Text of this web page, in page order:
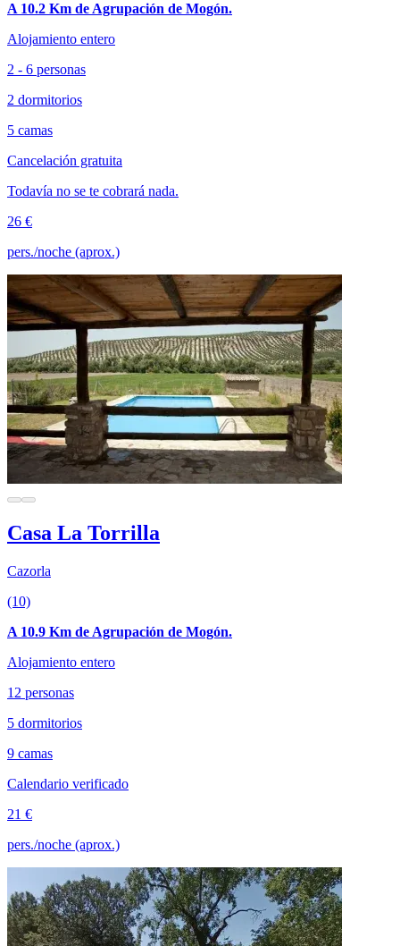
A 10.2 Km de Agrupación de Mogón.
Alojamiento entero
2 - 6 personas
2 dormitorios
5 camas
Cancelación gratuita
Todavía no se te cobrará nada.
26 €
pers./noche (aprox.)
Casa La Torrilla
Cazorla
(10)
A 10.9 Km de Agrupación de Mogón.
Alojamiento entero
12 personas
5 dormitorios
9 camas
Calendario verificado
21 €
pers./noche (aprox.)